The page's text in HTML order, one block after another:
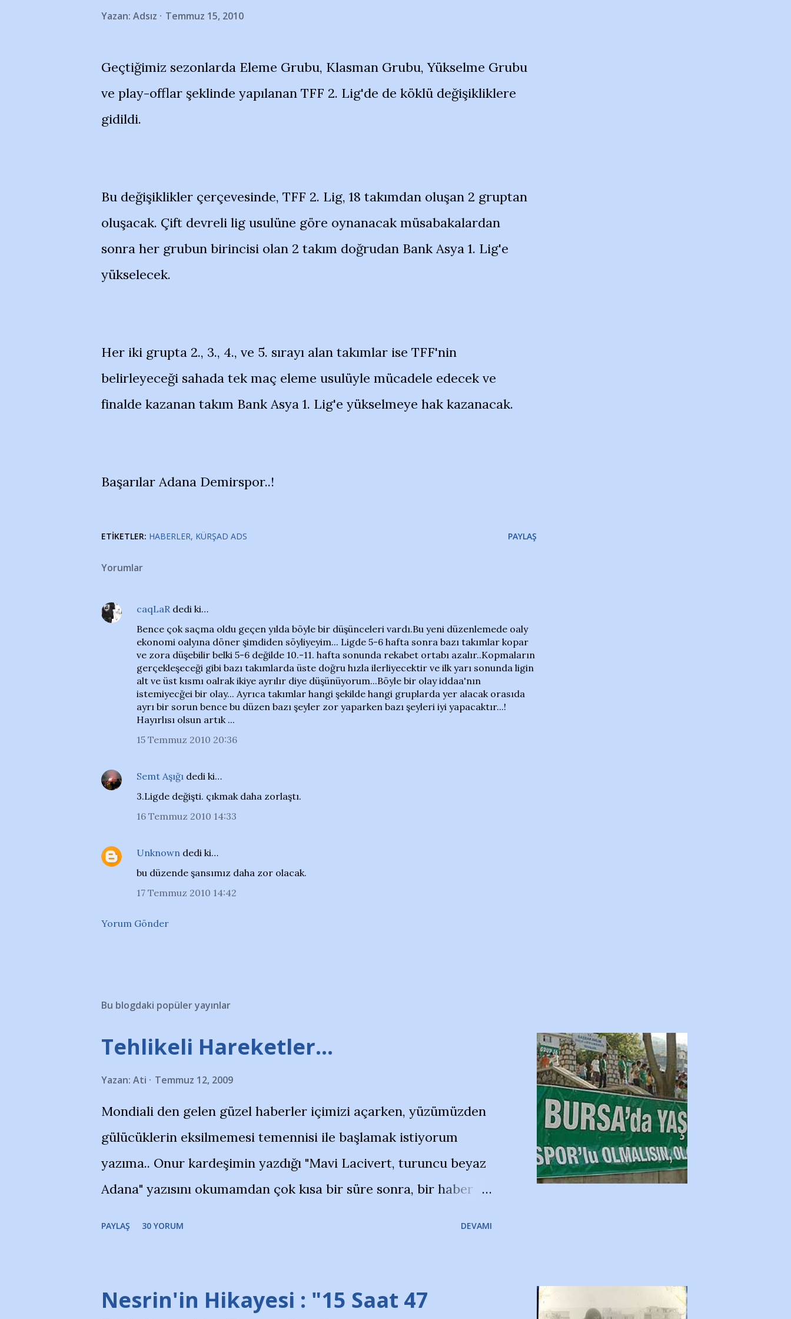
Yazan: Adsız Temmuz 15, 2010
Geçtiğimiz sezonlarda Eleme Grubu, Klasman Grubu, Yükselme Grubu
ve play-offlar şeklinde yapılanan TFF 2. Lig'de de köklü değişikliklere
gidildi.
Bu değişiklikler çerçevesinde, TFF 2. Lig, 18 takımdan oluşan 2 gruptan
oluşacak. Çift devreli lig usulüne göre oynanacak müsabakalardan
sonra her grubun birincisi olan 2 takım doğrudan Bank Asya 1. Lig'e
yükselecek.
Her iki grupta 2., 3., 4., ve 5. sırayı alan takımlar ise TFF'nin
belirleyeceği sahada tek maç eleme usulüyle mücadele edecek ve
finalde kazanan takım Bank Asya 1. Lig'e yükselmeye hak kazanacak.
Başarılar Adana Demirspor..!
ETIKETLER: HABERLER KÜRŞAD ADS PAYLAŞ
Yorumlar
caqLaR dedi ki…
Bence çok saçma oldu geçen yılda böyle bir düşünceleri vardı.Bu yeni düzenlemede oaly
ekonomi oalyına döner şimdiden söyliyeyim... Ligde 5-6 hafta sonra bazı takımlar kopar
ve zora düşebilir belki 5-6 değilde 10.-11. hafta sonunda rekabet ortabı azalır..Kopmaların
gerçekleşeceği gibi bazı takımlarda üste doğru hızla ilerliyecektir ve ilk yarı sonunda ligin
alt ve üst kısmı oalrak ikiye ayrılır diye düşünüyorum...Böyle bir olay iddaa'nın
istemiyecğei bir olay... Ayrıca takımlar hangi şekilde hangi gruplarda yer alacak orasıda
ayrı bir sorun bence bu düzen bazı şeyler zor yaparken bazı şeyleri iyi yapacaktır...!
Hayırlısı olsun artık ...
15 Temmuz 2010 20:36
Semt Aşığı dedi ki…
3.Ligde değişti. çıkmak daha zorlaştı.
16 Temmuz 2010 14:33
Unknown dedi ki…
bu düzende şansımız daha zor olacak.
17 Temmuz 2010 14:42
Yorum Gönder
Bu blogdaki popüler yayınlar
Tehlikeli Hareketler...
Yazan: Ati Temmuz 12, 2009
Mondiali den gelen güzel haberler içimizi açarken, yüzümüzden
gülücüklerin eksilmemesi temennisi ile başlamak istiyorum
yazıma.. Onur kardeşimin yazdığı "Mavi Lacivert, turuncu beyaz
Adana" yazısını okumamdan çok kısa bir süre sonra, bir haber
stadı önünde yaklaşık 200 taraftarın toplanarak İstanbul
PAYLAŞ 30 YORUM DEVAMI
Nesrin'in Hikayesi : "15 Saat 47